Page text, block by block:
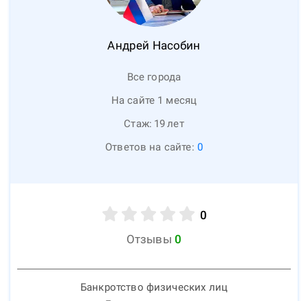
Андрей Насобин
Все города
На сайте 1 месяц
Стаж: 19лет
Ответов на сайте: 0
0
Отзывы 0
Банкротство физических лиц